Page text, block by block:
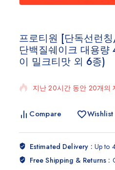
프로티원 [단독선런
단백질쉐이크 대용
이 밀크티맛 외 6종)
지난 20시간 동안 20개의
빠르게 판매 중! 11명 이상
Compare Wishlist
Estimated Delivery : Up to
Free Shipping & Returns :